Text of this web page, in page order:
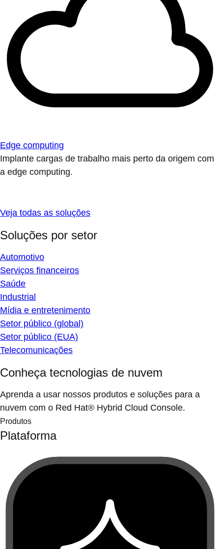
Edge computing
Implante cargas de trabalho mais perto da origem com
a edge computing.
Veja todas as soluções
Soluções por setor
Automotivo
Serviços financeiros
Saúde
Industrial
Mídia e entretenimento
Setor público (global)
Setor público (EUA)
Telecomunicações
Conheça tecnologias de nuvem
Aprenda a usar nossos produtos e soluções para a
nuvem com o Red Hat® Hybrid Cloud Console.
Produtos
Plataforma